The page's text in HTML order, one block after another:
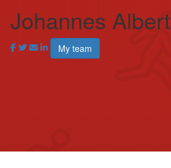
Johannes Albert
My team